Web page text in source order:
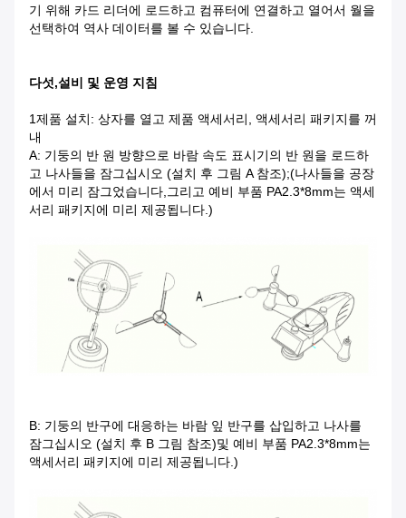
기 위해 카드 리더에 로드하고 컴퓨터에 연결하고 열어서 월을
선택하여 역사 데이터를 볼 수 있습니다.
다섯,설비 및 운영 지침
1제품 설치: 상자를 열고 제품 액세서리, 액세서리 패키지를 꺼
내
A: 기둥의 반 원 방향으로 바람 속도 표시기의 반 원을 로드하
고 나사들을 잠그십시오 (설치 후 그림 A 참조);(나사들을 공장
에서 미리 잠그었습니다,그리고 예비 부품 PA2.3*8mm는 액세
서리 패키지에 미리 제공됩니다.)
B: 기둥의 반구에 대응하는 바람 잎 반구를 삽입하고 나사를
잠그십시오 (설치 후 B 그림 참조)및 예비 부품 PA2.3*8mm는
액세서리 패키지에 미리 제공됩니다.)